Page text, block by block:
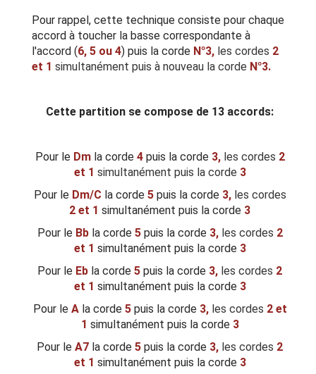
Pour rappel, cette technique consiste pour chaque
accord à toucher la basse correspondante à
l'accord (6, 5 ou 4) puis la corde N°3, les cordes 2
et 1 simultanément puis à nouveau la corde N°3.
Cette partition se compose de 13 accords:
Pour le Dm la corde 4 puis la corde 3, les cordes 2
et 1 simultanément puis la corde 3
Pour le Dm/C la corde 5 puis la corde 3, les cordes
2 et 1 simultanément puis la corde 3
Pour le Bb la corde 5 puis la corde 3, les cordes 2
et 1 simultanément puis la corde 3
Pour le Eb la corde 5 puis la corde 3, les cordes 2
et 1 simultanément puis la corde 3
Pour le A la corde 5 puis la corde 3,les cordes 2 et
1 simultanément puis la corde 3
Pour le A7 la corde 5 puis la corde 3, les cordes 2
et 1 simultanément puis la corde 3